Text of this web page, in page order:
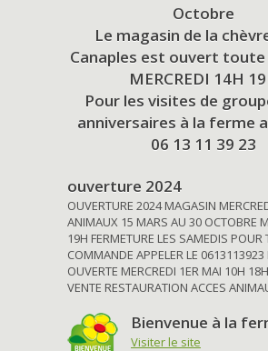
Octobre
Le magasin de la
Canaples est ouvert toute
MERCREDI 14H
Pour les visites de
anniversaires à la ferme
06 13 11 39 23
ouverture 2024
OUVERTURE 2024 MAGASIN
ANIMAUX 15 MARS AU 30 OCTOBRE
19H FERMETURE LES SAMEDIS POUR
COMMANDE APPELER LE 0613113923
OUVERTE MERCREDI 1ER MAI 10H
VENTE RESTAURATION ACCES
Bienvenue à la
Visiter le site